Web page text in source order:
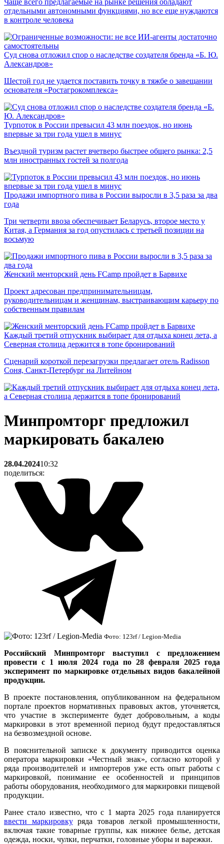
Чаще всего предлагаемые на рынке решения обладают
отдельными автономными функциями, но все еще нуждаются
в контроле человека
Суд снова отложил спор о наследстве создателя бренда «Б. Ю.
Александров»
Шестой год не удается поставить точку в тяжбе о завещании
основателя «Ростагрокомплекса»
Турпоток в России превысил 43 млн поездок, но июнь
впервые за три года ушел в минус
Въездной туризм растет вчетверо быстрее общего рынка: 2,5
млн иностранных гостей за полгода
Продажи импортного пива в России выросли в 3,5 раза за два
года
Три четверти ввоза обеспечивает Беларусь, второе место у
Китая, а Германия за год опустилась с третьей позиции на
восьмую
Женский менторский день FCamp пройдет в Барвихе
Проект адресован предпринимательницам,
руководительницам и женщинам, выстраивающим карьеру по
собственным правилам
Каждый третий отпускник выбирает для отдыха конец лета, а
Северная столица держится в топе бронирований
Сценарий короткой перезагрузки предлагает отель Radisson
Соня, Санкт-Петербург на Литейном
Минпромторг предложил
маркировать бакалею
28.04.202410:32
поделиться:
Фото: 123rf / Legion-Media
Российский Минпромторг выступил с предложением
провести с 1 июля 2024 года по 28 февраля 2025 года
эксперимент по маркировке отдельных видов бакалейной
продукции.
В проекте постановления, опубликованном на федеральном
портале проектов нормативных правовых актов, уточняется,
что участие в эксперименте будет добровольным, а коды
маркировки в этот временной период будут предоставляться
на безвозмездной основе.
В пояснительной записке к документу приводится оценка
оператора маркировки «Честный знак», согласно которой у
ряда производителей и импортеров уже есть опыт работы с
маркировкой, понимание ее особенностей и принципов
работы оборудования, необходимого для маркировки пищевой
продукции.
Ранее стало известно, что с 1 марта 2025 года планируется
ввести маркировкуряда товаров легкой промышленности,
включая такие товарные группы, как нижнее белье, детская
одежда, носки, чулки, перчатки, головные уборы и варежки.